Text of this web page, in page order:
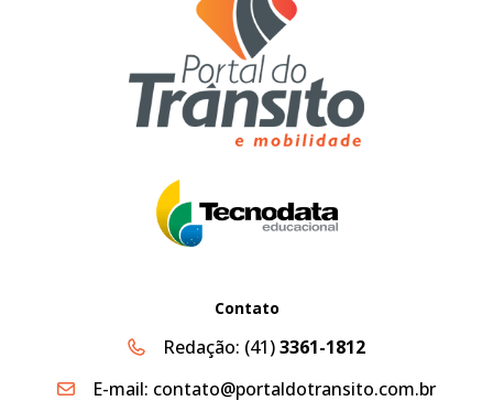
Contato
Redação: (41)3361-1812
E-mail: contato@portaldotransito.com.br